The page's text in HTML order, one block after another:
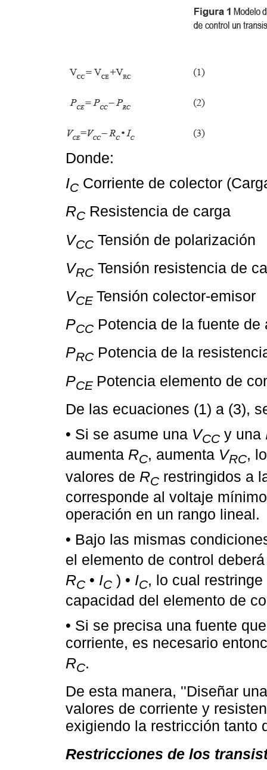
Donde:
ICCorriente de colector
RCResistencia de carga
VCCTensión de polarización
VRCTensión resistencia de
VCE Tensión colector-emisor
PCCPotencia de la fuente de
PRCPotencia de la
PCE Potencia elemento de
De las ecuaciones (1) a (3),
• Si se asume una VCCy una
aumenta RC, aumenta VRC,
valores de RCrestringidos a
corresponde al voltaje
operación en un rango lineal.
• Bajo las mismas
el elemento de control
RC• IC) • IC, lo cual
capacidad del elemento de
• Si se precisa una fuente
corriente, es necesario
RC.
De esta manera, ''Diseñar
valores de corriente y
exigiendo la restricción tanto
Restricciones de los